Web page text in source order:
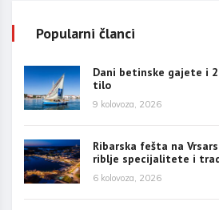
Popularni članci
Dani betinske gajete i
tilo
9 kolovoza, 2026
Ribarska fešta na
riblje specijalitete i
6 kolovoza, 2026